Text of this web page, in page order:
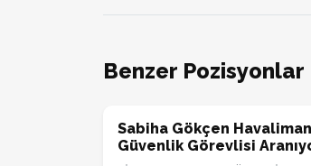
Benzer Pozisyonlar
Sabiha Gökçen
Güvenlik Görevlisi